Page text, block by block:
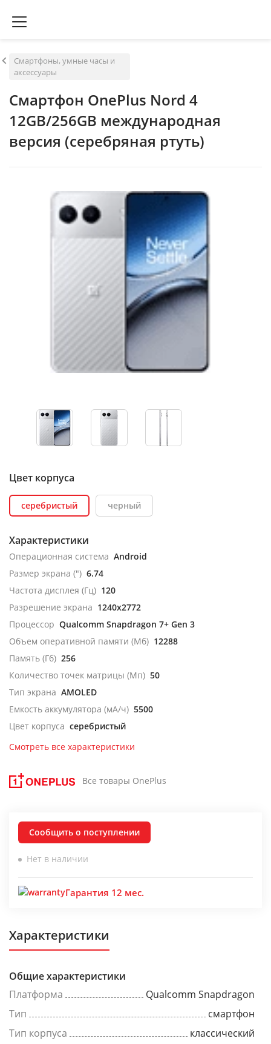
Смартфоны, умные часы и
аксессуары
Смартфон OnePlus Nord 4
12GB/256GB международная
версия (серебряная ртуть)
Цвет корпуса
серебристый черный
Характеристики
Операционная система Android
Размер экрана (") 6.74
Частота дисплея (Гц) 120
Разрешение экрана 1240x2772
Процессор Qualcomm Snapdragon 7+ Gen 3
Объем оперативной памяти (Мб) 12288
Память (Гб) 256
Количество точек матрицы (Мп) 50
Тип экрана AMOLED
Емкость аккумулятора (мА/ч) 5500
Цвет корпуса серебристый
Смотреть все характеристики
Все товары OnePlus
Сообщить о поступлении
Нет в наличии
Гарантия 12 мес.
Характеристики
Общие характеристики
Платформа
Qualcomm Snapdragon
Тип
смартфон
Тип корпуса
классический